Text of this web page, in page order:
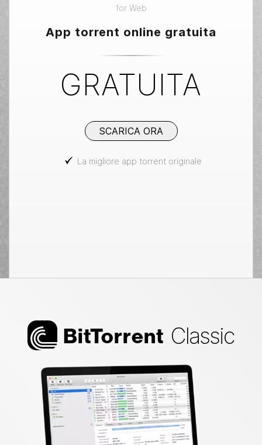
for Web
App torrent online gratuita
GRATUITA
SCARICA ORA
La migliore app torrent originale
BitTorrent Classic